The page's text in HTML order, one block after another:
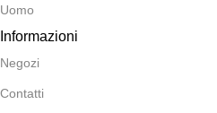
Uomo
Informazioni
Negozi
Contatti